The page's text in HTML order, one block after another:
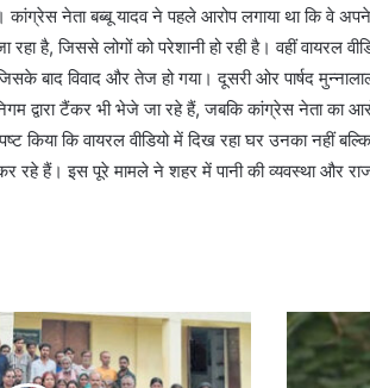
नेता बब्बू यादव ने पहले आरोप लगाया था कि वे अपने
रहा है, जिससे लोगों को परेशानी हो रही है। वहीं वायरल
बाद विवाद और तेज हो गया। दूसरी ओर पार्षद
द्वारा टैंकर भी भेजे जा रहे हैं, जबकि कांग्रेस नेता का
किया कि वायरल वीडियो में दिख रहा घर उनका नहीं
रहे हैं। इस पूरे मामले ने शहर में पानी की व्यवस्था और